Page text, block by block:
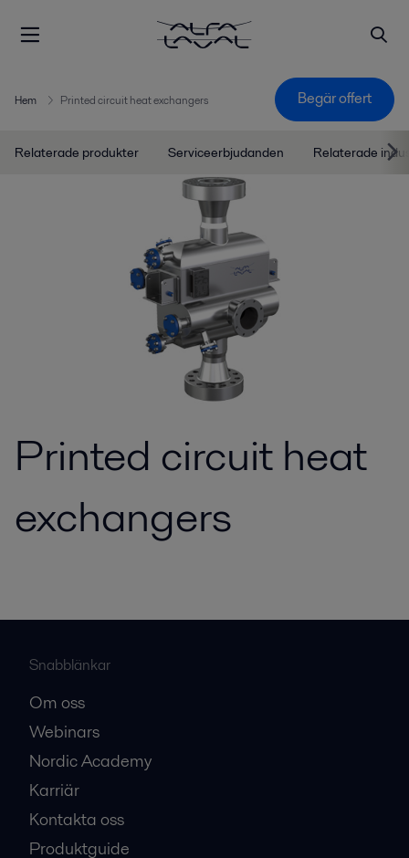
Hem Printed circuit heat exchangers Begär offert
Relaterade produkter Serviceerbjudanden Relaterade
Printed circuit heat
exchangers
Snabblänkar
Om oss
Webinars
Nordic Academy
Karriär
Kontakta oss
Produktguide